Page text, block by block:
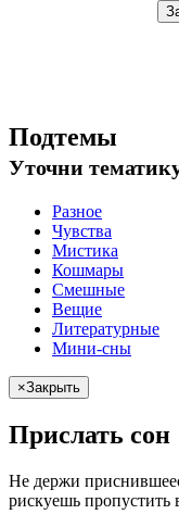
Подтемы
Уточни
Разное
Чувства
Мистика
Кошмары
Смешные
Вещие
Литературные
Мини-сны
×Закрыть
Прислать сон
Не держи
рискуешь пропустить